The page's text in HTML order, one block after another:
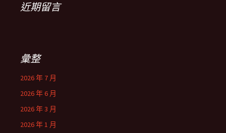
近期留言
彙整
2026 年 7 月
2026 年 6 月
2026 年 3 月
2026 年 1 月